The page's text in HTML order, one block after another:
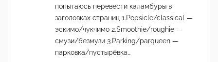
попытаюсь перевести каламбуры в
заголовках страниц 1.Popsicle/classical —
эскимо/чукчимо 2.Smoothie/roughie —
смузи/безмузи 3.Parking/parqueen —
парковка/пустырёвка…